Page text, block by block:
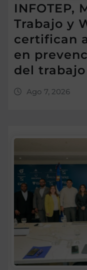
INFOTEP,
Trabajo y
certifican
en
del
Ago 7, 2026